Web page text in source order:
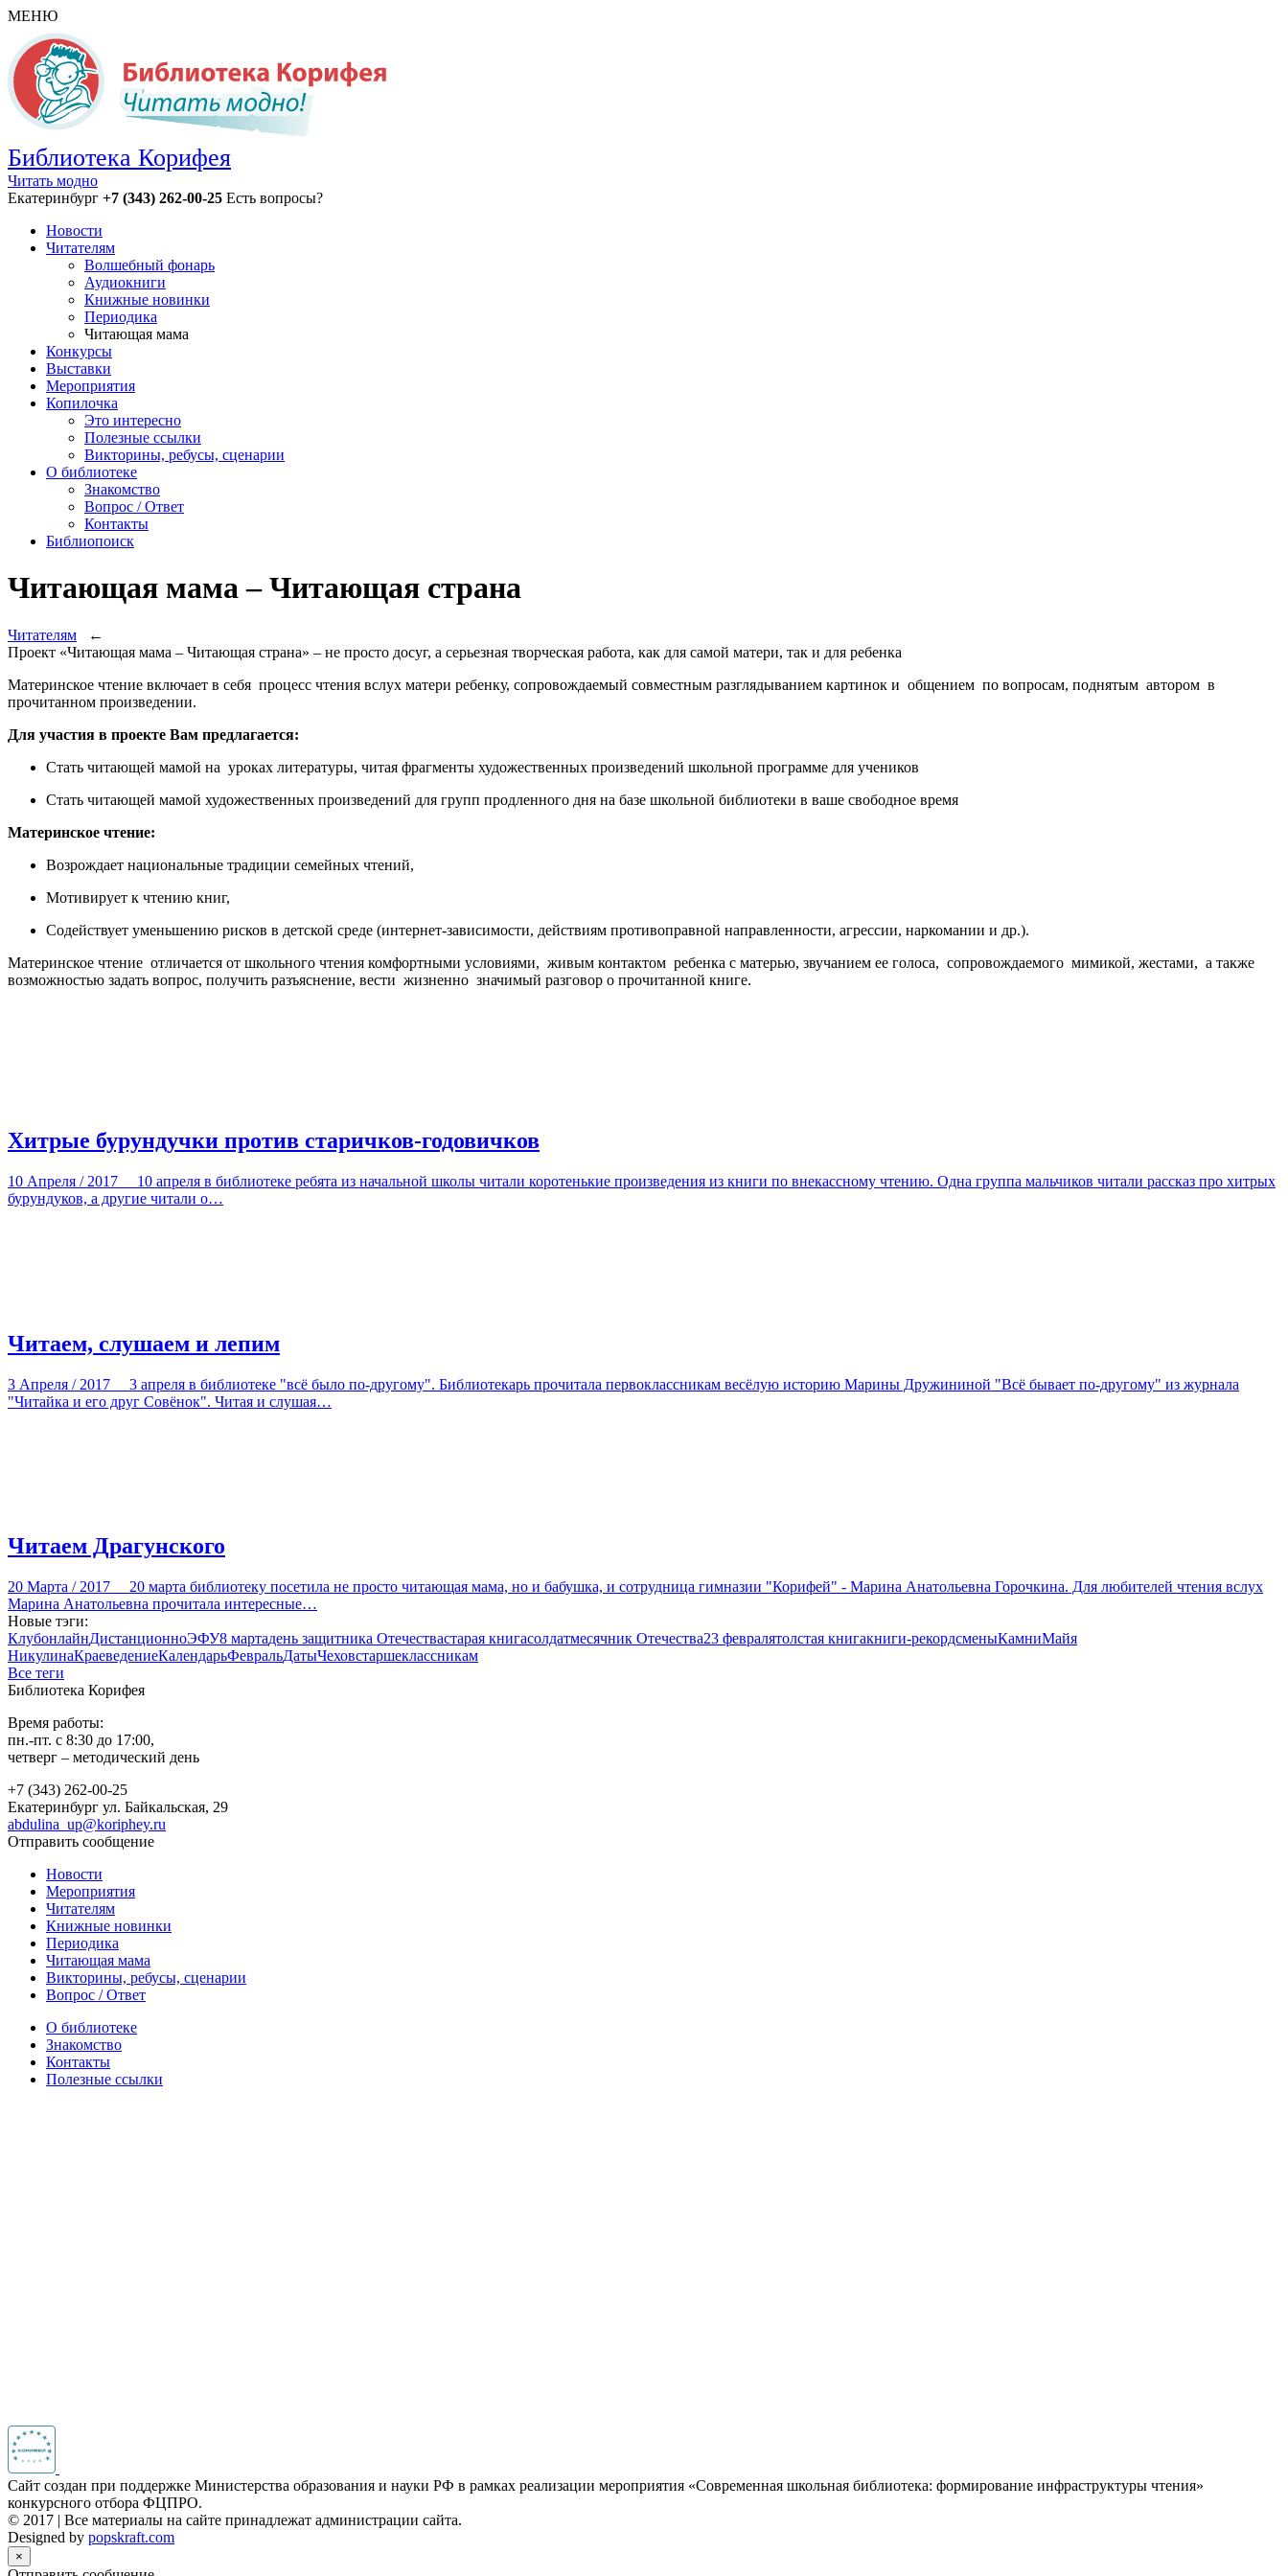
МЕНЮ
Библиотека Корифея
Читать модно
Екатеринбург +7 (343) 262-00-25 Есть вопросы?
Новости
Читателям
Волшебный фонарь
Аудиокниги
Книжные новинки
Периодика
Читающая мама
Конкурсы
Выставки
Мероприятия
Копилочка
Это интересно
Полезные ссылки
Викторины, ребусы, сценарии
О библиотеке
Знакомство
Вопрос / Ответ
Контакты
Библиопоиск
Читающая мама – Читающая страна
Читателям
←
Проект «Читающая мама – Читающая страна» – не просто досуг, а серьезная творческая работа, как для самой матери, так и для ребенка
Материнское чтение включает в себя процесс чтения вслух матери ребенку, сопровождаемый совместным разглядыванием картинок и общением по вопросам, поднятым автором в
прочитанном произведении.
Для участия в проекте Вам предлагается:
Стать читающей мамой на уроках литературы, читая фрагменты художественных произведений школьной программе для учеников
Стать читающей мамой художественных произведений для групп продленного дня на базе школьной библиотеки в ваше свободное время
Материнское чтение:
Возрождает национальные традиции семейных чтений,
Мотивирует к чтению книг,
Содействует уменьшению рисков в детской среде (интернет-зависимости, действиям противоправной направленности, агрессии, наркомании и др.).
Материнское чтение отличается от школьного чтения комфортными условиями, живым контактом ребенка с матерью, звучанием ее голоса, сопровождаемого мимикой, жестами, а также
возможностью задать вопрос, получить разъяснение, вести жизненно значимый разговор о прочитанной книге.
Хитрые бурундучки против старичков-годовичков
10 Апреля / 2017
10 апреля в библиотеке ребята из начальной школы читали коротенькие произведения из книги по внекассному чтению. Одна группа мальчиков читали рассказ про хитрых
бурундуков, а другие читали о…
Читаем, слушаем и лепим
3 Апреля / 2017
3 апреля в библиотеке "всё было по-другому". Библиотекарь прочитала первоклассникам весёлую историю Марины Дружининой "Всё бывает по-другому" из журнала
"Читайка и его друг Совёнок". Читая и слушая…
Читаем Драгунского
20 Марта / 2017
20 марта библиотеку посетила не просто читающая мама, но и бабушка, и сотрудница гимназии "Корифей" - Марина Анатольевна Горочкина. Для любителей чтения вслух
Марина Анатольевна прочитала интересные…
Новые тэги:
КлубонлайнДистанционноЭФУ8 мартадень защитника Отечествастарая книгасолдатмесячник Отечества23 февралятолстая книгакниги-рекордсменыКамниМайя
НикулинаКраеведениеКалендарьФевральДатыЧеховстаршеклассникам
Все теги
Библиотека Корифея
Время работы:
пн.-пт. с 8:30 до 17:00,
четверг – методический день
+7 (343) 262-00-25
Екатеринбург ул. Байкальская, 29
abdulina_up@koriphey.ru
Отправить сообщение
Новости
Мероприятия
Читателям
Книжные новинки
Периодика
Читающая мама
Викторины, ребусы, сценарии
Вопрос / Ответ
О библиотеке
Знакомство
Контакты
Полезные ссылки
Сайт создан при поддержке Министерства образования и науки РФ в рамках реализации мероприятия «Современная школьная библиотека: формирование инфраструктуры чтения»
конкурсного отбора ФЦПРО.
© 2017 | Все материалы на сайте принадлежат администрации сайта.
Designed by popskraft.com
×